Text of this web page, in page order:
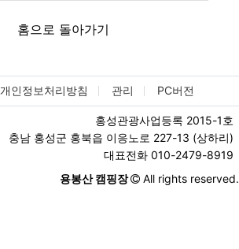
홈으로 돌아가기
개인정보처리방침 관리 PC버전
홍성관광사업등록 2015-1호
충남 홍성군 홍북읍 이응노로 227-13 (상하리)
대표전화 010-2479-8919
용봉산 캠핑장
All rights reserved.